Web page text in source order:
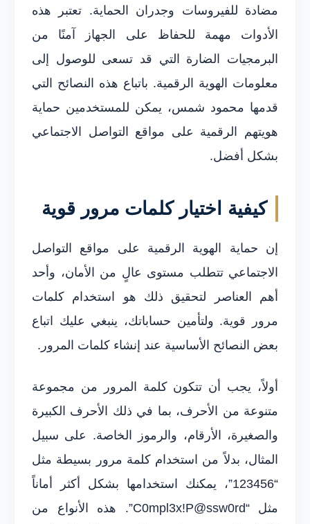
مضادة للفيروسات وجدران الحماية. تعتبر هذه
الأدوات مهمة للحفاظ على الجهاز آمنًا من
البرمجيات الضارة التي قد تسعى للوصول إلى
معلومات الهوية الرقمية. باتباع هذه النصائح التي
قدمها محمود شمس، يمكن للمستخدمين حماية
هويتهم الرقمية على مواقع التواصل الاجتماعي
بشكل أفضل.
كيفية اختيار كلمات مرور قوية
إن حماية الهوية الرقمية على مواقع التواصل
الاجتماعي تتطلب مستوى عالٍ من الأمان، وأحد
أهم العناصر لتحقيق ذلك هو استخدام كلمات
مرور قوية. ولتأمين حساباتك، ينبغي عليك اتباع
بعض النصائح الأساسية عند إنشاء كلمات المرور.
أولاً، يجب أن تتكون كلمة المرور من مجموعة
متنوعة من الأحرف، بما في ذلك الأحرف الكبيرة
والصغيرة، الأرقام، والرموز الخاصة. على سبيل
المثال، بدلاً من استخدام كلمة مرور بسيطة مثل
“123456”، يمكنك استخدامها بشكل أكثر أماناً
مثل “C0mpl3x!P@ssw0rd”. هذه الأنواع من